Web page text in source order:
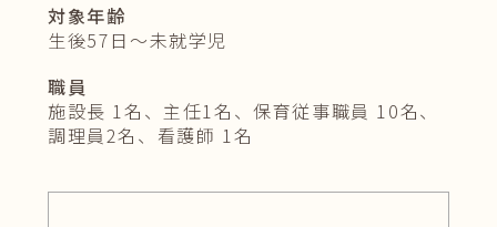
対象年齢
生後57日～未就学児
職員
施設長 1名、主任1名、保育従事職員 10名、
調理員2名、看護師 1名